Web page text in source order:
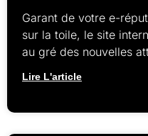
Garant de votre e-
sur la toile, le site
au gré des nouvelles
Lire L'article